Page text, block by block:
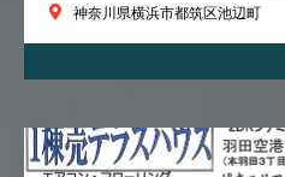
神奈川県横浜市都筑区池辺町